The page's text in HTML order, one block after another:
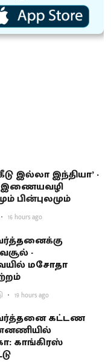
இல்லா இந்தியா’ -
இணையவழி
பின்புலமும்
16 hours ago
-
மசோதா
19 hours ago
கட்டண
காங்கிரஸ்